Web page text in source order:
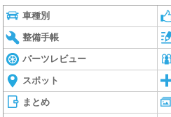
車種別
整備手帳
パーツレビュー
スポット
まとめ